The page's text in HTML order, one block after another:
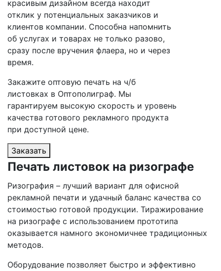
красивым дизайном всегда находит
отклик у потенциальных заказчиков и
клиентов компании. Способна напомнить
об услугах и товарах не только разово,
сразу после вручения флаера, но и через
время.
Закажите оптовую печать на ч/б
листовках в Оптополиграф. Мы
гарантируем высокую скорость и уровень
качества готового рекламного продукта
при доступной цене.
Заказать
Печать листовок на ризографе
Ризография – лучший вариант для офисной
рекламной печати и удачный баланс качества со
стоимостью готовой продукции. Тиражирование
на ризографе с использованием прототипа
оказывается намного экономичнее традиционных
методов.
Оборудование позволяет быстро и эффективно